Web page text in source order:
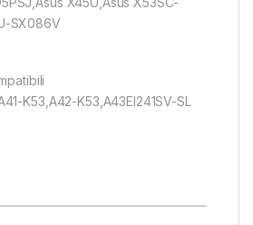
SX086V
K53,A42-K53,A43EI241SV-SL